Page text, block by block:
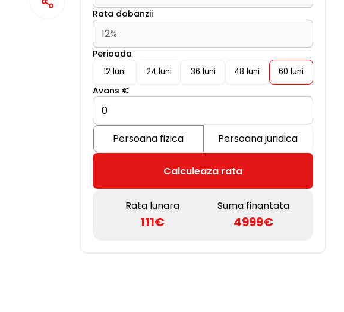
Rata dobanzii
Perioada
Avans €
Persoana fizica Persoana juridica
Calculeaza rata
Rata lunara
111€
Suma finantata
4999€